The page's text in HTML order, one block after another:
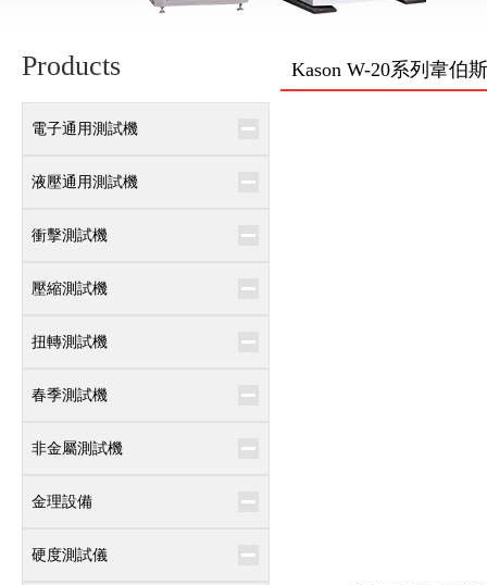
Products
電子通用測試機
液壓通用測試機
衝擊測試機
壓縮測試機
扭轉測試機
春季測試機
非金屬測試機
金理設備
硬度測試儀
Kason W-20系列韋伯